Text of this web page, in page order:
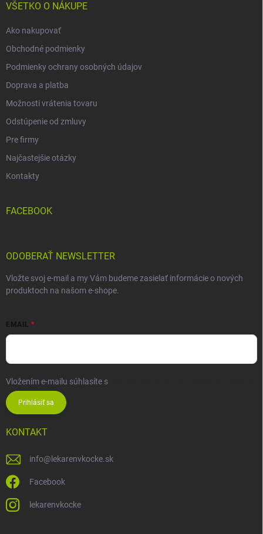
VŠETKO O NÁKUPE
Ako nakupovať
Obchodné podmienky
Podmienky ochrany osobných údajov
Doprava a platba
Možnosti vrátenia tovaru
Odstúpenie od zmluvy
Pre firmy
Najčastejšie otázky
Kontakty
FACEBOOK
ODOBERAŤ NEWSLETTER
Vložte svoj e-mail a my Vám budeme zasielať informácie o nových
produktoch na našom e-shope.
EMAIL
Vložením e-mailu súhlasíte s
Prihlásiť sa
KONTAKT
info@ lekarenvkocke.sk
Facebook
lekarenvkocke